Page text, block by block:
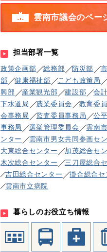
雲南市議会のペー
担当部署一覧
政策企画部 総務部 防災部
部
健康福祉部 こども政策局
興部
産業観光部 建設部 会
下水道局
農業委員会 教育委
会事務局
監査委員事務局
公
事務局
選挙管理委員会
雲南
ンター
雲南市男女共同参画セ
大東総合センター
加茂総合セ
木次総合センター
三刀屋総合
吉田総合センター
掛合総合セ
雲南市立病院
暮らしのお役立ち情報